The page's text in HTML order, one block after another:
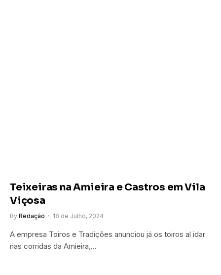
Teixeiras na Amieira e Castros em Vila
Viçosa
By Redação 18 de Julho, 2024
A empresa Toiros e Tradições anunciou já os toiros al idar
nas corridas da Amieira,…